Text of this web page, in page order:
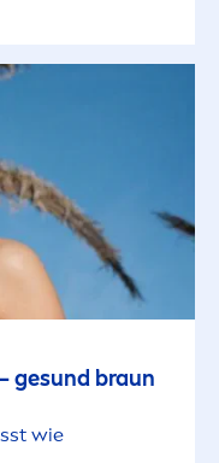
gesund braun
wie